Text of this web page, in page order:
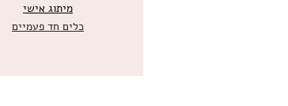
מיתוג אישי
כלים חד פעמיים